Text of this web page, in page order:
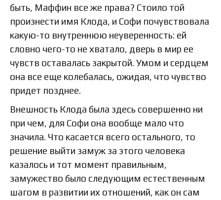
быть, Маффин все же права? Стоило той
произнести имя Клода, и Софи почувствовала
какую-то внутреннюю неуверенность: ей
словно чего-то не хватало, дверь в мир ее
чувств оставалась закрытой. Умом и сердцем
она все еще колебалась, ожидая, что чувство
придет позднее.
Внешность Клода была здесь совершенно ни
при чем, для Софи она вообще мало что
значила. Что касается всего остального, то
решение выйти замуж за этого человека
казалось и тот момент правильным,
замужество было следующим естественным
шагом в развитии их отношений, как он сам